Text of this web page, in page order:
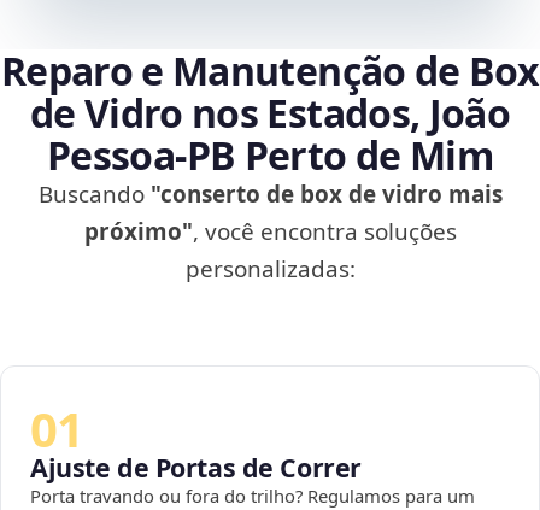
Reparo e Manutenção de Box
de Vidro nos Estados, João
Pessoa‑PB Perto de Mim
Buscando "conserto de box de vidro mais
próximo", você encontra soluções
personalizadas:
01
Ajuste de Portas de Correr
Porta travando ou fora do trilho? Regulamos para um